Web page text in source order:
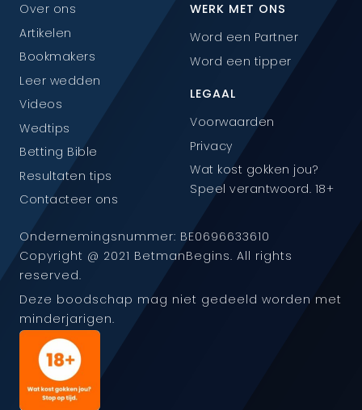
Over ons
Artikelen
Bookmakers
Leer wedden
Videos
Wedtips
Betting Bible
Resultaten tips
Contacteer ons
WERK MET ONS
Word een Partner
Word een tipper
LEGAAL
Voorwaarden
Privacy
Wat kost gokken jou?
Speel verantwoord. 18+
Ondernemingsnummer: BE0696633610
Copyright @ 2021 BetmanBegins. All rights
reserved.
Deze boodschap mag niet gedeeld worden met
minderjarigen.